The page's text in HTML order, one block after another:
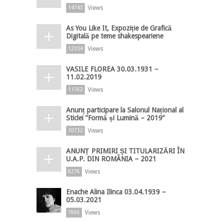
14743 Views
As You Like It, Expoziție de Grafică
Digitală pe teme shakespeariene
12334 Views
VASILE FLOREA 30.03.1931 –
11.02.2019
11762 Views
Anunț participare la Salonul Național al
Sticlei ”Formă și Lumină – 2019”
10732 Views
ANUNȚ PRIMIRI ȘI TITULARIZĂRI ÎN
U.A.P. DIN ROMÂNIA – 2021
8276 Views
Enache Alina Ilinca 03.04.1939 –
05.03.2021
7866 Views